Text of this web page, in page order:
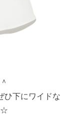
ひ下にワイドな
☆